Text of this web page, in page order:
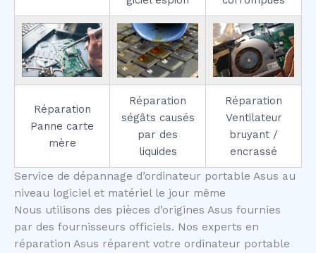
Réparation
Panne carte
mère
Réparation
ségâts causés
par des
liquides
Réparation
Ventilateur
bruyant /
encrassé
Service de dépannage d’ordinateur portable Asus au
niveau logiciel et matériel le jour même
Nous utilisons des pièces d’origines Asus fournies
par des fournisseurs officiels. Nos experts en
réparation Asus réparent votre ordinateur portable